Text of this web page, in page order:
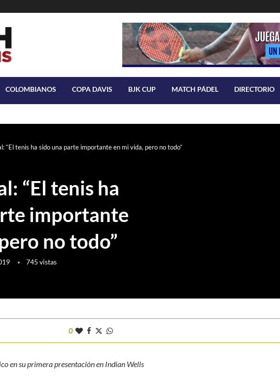
COLOMBIANOS COPA DAVIS BJK CUP MATCH PÁDEL DIRECTORIO
“El tenis ha sido una parte importante en mi vida, pero no todo”
“El tenis ha
importante
no todo”
745 vistas
0
en su primera presentación en Indian Wells